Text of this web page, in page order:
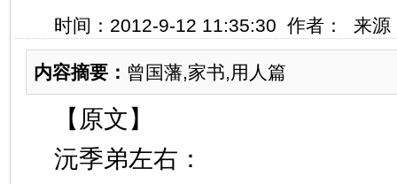
时间：2012-9-12 11:35:30 作者： 来
内容摘要： 曾国藩,家书,用人篇
【原文】
沅季弟左右：